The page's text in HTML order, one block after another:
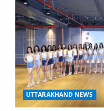
UTTARAKHAND NEWS